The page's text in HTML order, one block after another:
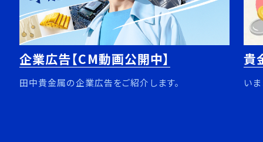
企業広告【CM動画公開中】
田中貴金属の企業広告をご紹介します。
貴
い